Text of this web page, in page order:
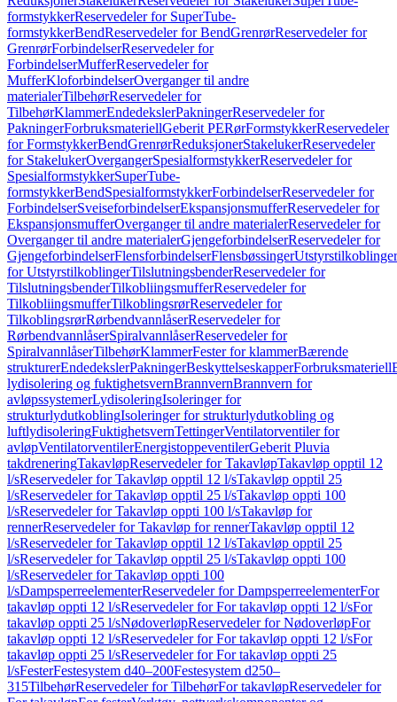
formstykkerReservedeler for SuperTube-
formstykkerBendReservedeler for BendGrenrørReservedeler for
GrenrørForbindelserReservedeler for
ForbindelserMufferReservedeler for
MufferKloforbindelserOverganger til andre
materialerTilbehørReservedeler for
TilbehørKlammerEndedekslerPakningerReservedeler for
PakningerForbruksmateriellGeberit PERørFormstykkerReservedeler
for FormstykkerBendGrenrørReduksjonerStakelukerReservedeler
for StakelukerOvergangerSpesialformstykkerReservedeler for
SpesialformstykkerSuperTube-
formstykkerBendSpesialformstykkerForbindelserReservedeler for
ForbindelserSveiseforbindelserEkspansjonsmufferReservedeler for
EkspansjonsmufferOverganger til andre materialerReservedeler for
Overganger til andre materialerGjengeforbindelserReservedeler for
GjengeforbindelserFlensforbindelserFlensbøssingerUtstyrstilkoblinger
for UtstyrstilkoblingerTilslutningsbenderReservedeler for
TilslutningsbenderTilkobliingsmufferReservedeler for
TilkobliingsmufferTilkoblingsrørReservedeler for
TilkoblingsrørRørbendvannlåserReservedeler for
RørbendvannlåserSpiralvannlåserReservedeler for
SpiralvannlåserTilbehørKlammerFester for klammerBærende
strukturerEndedekslerPakningerBeskyttelseskapperForbruksmateriell
lydisolering og fuktighetsvernBrannvernBrannvern for
avløpssystemerLydisoleringIsoleringer for
strukturlydutkoblingIsoleringer for strukturlydutkobling og
luftlydisoleringFuktighetsvernTettingerVentilatorventiler for
avløpVentilatorventilerEnergistoppeventilerGeberit Pluvia
takdreneringTakavløpReservedeler for TakavløpTakavløp opptil 12
l/sReservedeler for Takavløp opptil 12 l/sTakavløp opptil 25
l/sReservedeler for Takavløp opptil 25 l/sTakavløp oppti 100
l/sReservedeler for Takavløp oppti 100 l/sTakavløp for
rennerReservedeler for Takavløp for rennerTakavløp opptil 12
l/sReservedeler for Takavløp opptil 12 l/sTakavløp opptil 25
l/sReservedeler for Takavløp opptil 25 l/sTakavløp oppti 100
l/sReservedeler for Takavløp oppti 100
l/sDampsperreelementerReservedeler for DampsperreelementerFor
takavløp oppti 12 l/sReservedeler for For takavløp oppti 12 l/sFor
takavløp oppti 25 l/sNødoverløpReservedeler for NødoverløpFor
takavløp oppti 12 l/sReservedeler for For takavløp oppti 12 l/sFor
takavløp oppti 25 l/sReservedeler for For takavløp oppti 25
l/sFesterFestesystem d40–200Festesystem d250–
315TilbehørReservedeler for TilbehørFor takavløpReservedeler for